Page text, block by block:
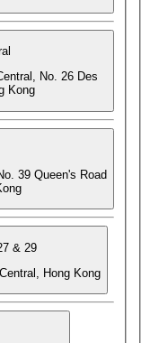
No. 26 Des
Kong
39 Queen's Road
& 29
Hong Kong